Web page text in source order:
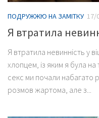
ПОДРУЖЖЮ НА ЗАМІТКУ 17/
Я втратила
Я втратила невинність у
хлопцем, із яким я була
секс ми почали набагато
розмов жартома, але з...